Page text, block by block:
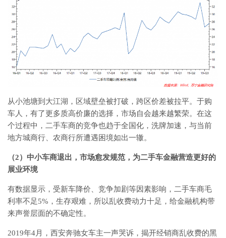
从小池塘到大江湖，区域壁垒被打破，跨区价差被拉平。于购
车人，有了更多质高价廉的选择，市场自会越来越繁荣。在这
个过程中，二手车商的竞争也趋于全国化，洗牌加速，与当前
地方城商行、农商行所遭遇困境如出一辙。
（2）中小车商退出，市场愈发规范，为二手车金融营造更好的
展业环境
有数据显示，受新车降价、竞争加剧等因素影响，二手车商毛
利率不足5%，生存艰难，所以乱收费动力十足，给金融机构带
来声誉层面的不确定性。
2019年4月，西安奔驰女车主一声哭诉，揭开经销商乱收费的黑